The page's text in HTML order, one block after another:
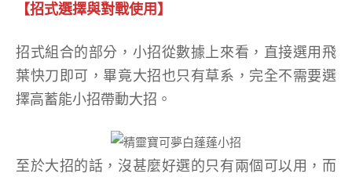
【招式選擇與對戰使用】
招式組合的部分，小招從數據上來看，直接選用飛
葉快刀即可，畢竟大招也只有草系，完全不需要選
擇高蓄能小招帶動大招。
至於大招的話，沒甚麼好選的只有兩個可以用，而